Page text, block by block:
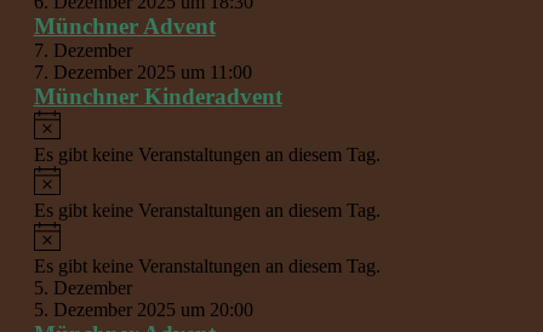
Münchner Advent
7. Dezember
7. Dezember 2025 um 11:00
Münchner Kinderadvent
Hinweis
Es gibt keine Veranstaltungen an diesem Tag.
Hinweis
Es gibt keine Veranstaltungen an diesem Tag.
Hinweis
Es gibt keine Veranstaltungen an diesem Tag.
5. Dezember
5. Dezember 2025 um 20:00